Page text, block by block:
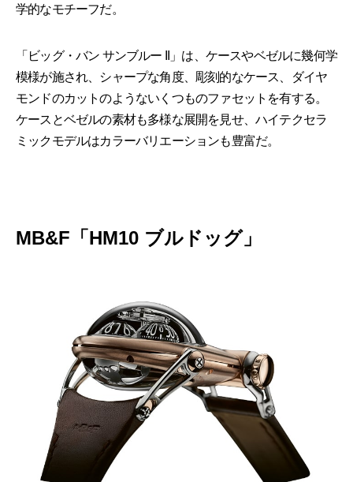
学的なモチーフだ。
「ビッグ・バン サンブルー II」は、ケースやベゼルに幾何学
模様が施され、シャープな角度、彫刻的なケース、ダイヤ
モンドのカットのようないくつものファセットを有する。
ケースとベゼルの素材も多様な展開を見せ、ハイテクセラ
ミックモデルはカラーバリエーションも豊富だ。
MB&F「HM10 ブルドッグ」